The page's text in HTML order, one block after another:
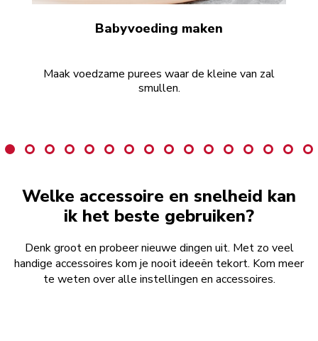
Babyvoeding maken
Maak voedzame purees waar de kleine van zal
smullen.
Welke accessoire en snelheid kan
ik het beste gebruiken?
Denk groot en probeer nieuwe dingen uit. Met zo veel
handige accessoires kom je nooit ideeën tekort. Kom meer
te weten over alle instellingen en accessoires.